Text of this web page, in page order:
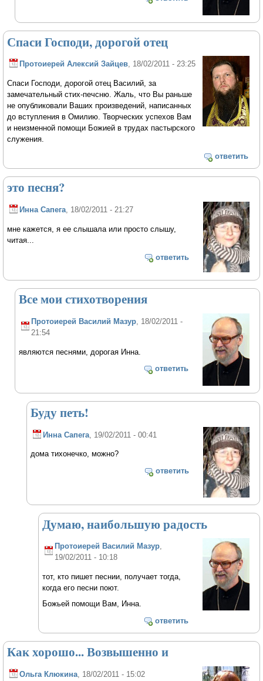
Спаси Господи, дорогой отец
Протоиерей Алексий Зайцев, 18/02/2011 - 23:25
Спаси Господи, дорогой отец Василий, за
замечательный стих-печсню. Жаль, что Вы раньше
не опубликовали Ваших произведений, написанных
до вступления в Омилию. Творческих успехов Вам
и неизменной помощи Божией в трудах пастырского
служения.
ответить
это песня?
Инна Сапега, 18/02/2011 - 21:27
мне кажется, я ее слышала или просто слышу,
читая...
ответить
Все мои стихотворения
Протоиерей Василий Мазур , 18/02/2011 -
21:54
являются песнями, дорогая Инна.
ответить
Буду петь!
Инна Сапега , 19/02/2011 - 00:41
дома тихонечко, можно?
ответить
Думаю, наибольшую радость
Протоиерей Василий Мазур,
19/02/2011 - 10:18
тот, кто пишет песнии, получает тогда,
когда его песни поют.
Божьей помощи Вам, Инна.
ответить
Как хорошо... Возвышенно и
Ольга Клюкина , 18/02/2011 - 15:02